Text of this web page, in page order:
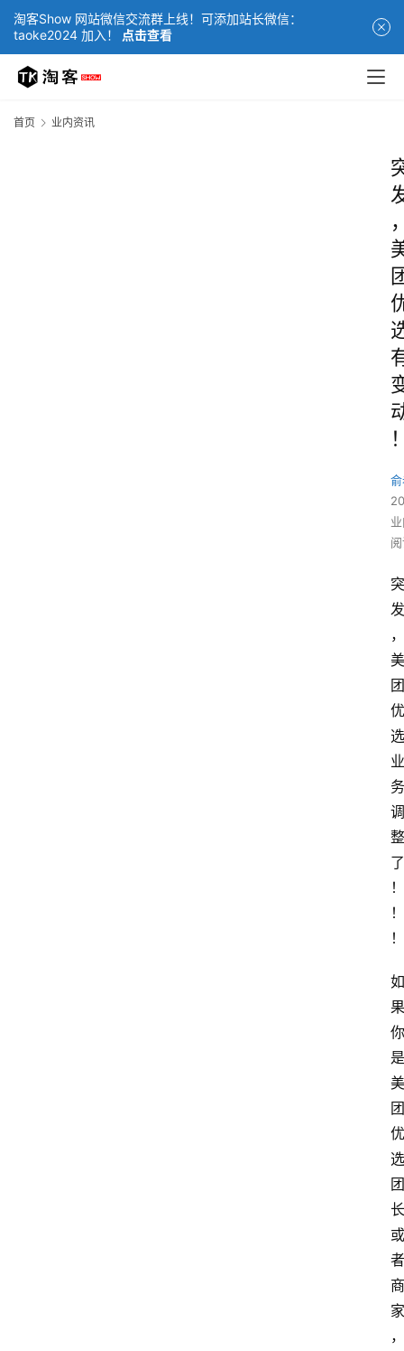
淘客Show 网站微信交流群上线！可添加站长微信：
taoke2024 加入！
点击查看
首页 业内资讯
突
发
，
美
团
优
选
业
务
调
整
了
！
！
！
如
果
你
是
美
团
优
选
团
长
或
者
商
家
，